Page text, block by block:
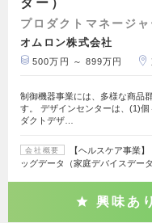
プロダクトマネージャ
オムロン株式会社
500万円 ～ 899万円
制御機器事業には、多様な商品
す。 デザインセンターは、(1)
ダクトデザ…
会社概要
【ヘルスケア事業
ッグデータ（家庭デバイスデー
興味あり